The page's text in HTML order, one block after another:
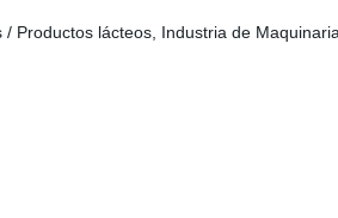
Productos lácteos, Industria de